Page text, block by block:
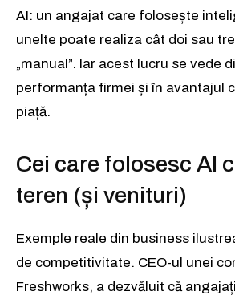
AI: un angajat care folosește
unelte poate realiza cât doi sau
„manual”. Iar acest lucru se vede
performanța firmei și în avantajul
piață.
Cei care folosesc AI
teren (și venituri)
Exemple reale din business
de competitivitate. CEO-ul unei
Freshworks, a dezvăluit că